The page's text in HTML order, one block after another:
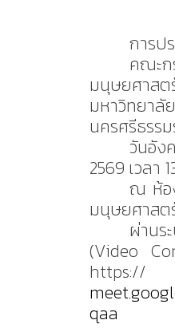
การป
คณะก
มนุษยศาสต
มหาวิทยาลั
นครศรีธรร
วันอั
2569 เวลา
ณ ห้อ
มนุษยศาสต
ผ่านร
(Video
https://
qaa